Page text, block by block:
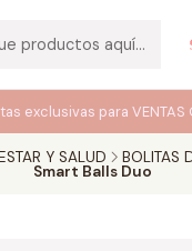
exclusivas para VENTAS
Y SALUD BOLITAS
Smart Balls Duo